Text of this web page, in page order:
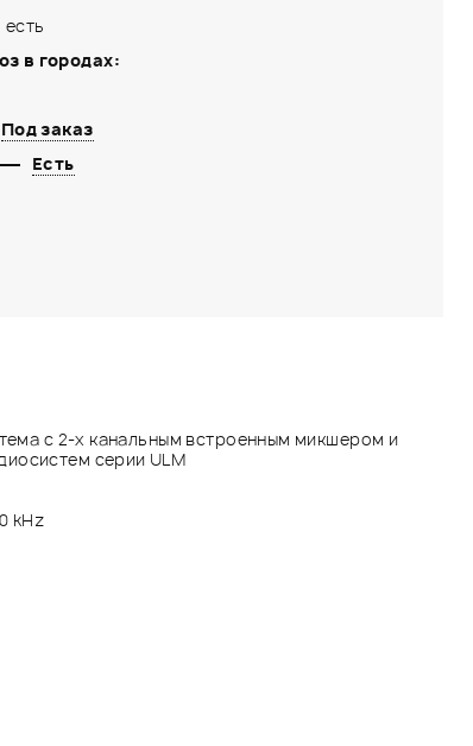
с 2-х канальным встроенным микшером и
серии ULM
kHz
есть
в городах:
Под заказ
Есть